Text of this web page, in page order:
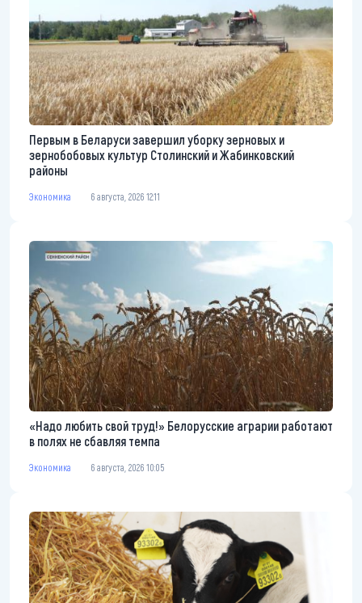
Первым в Беларуси завершил уборку зерновых и
зернобобовых культур Столинский и Жабинковский
районы
Экономика 6 августа, 2026 12:11
«Надо любить свой труд!» Белорусские аграрии работают
в полях не сбавляя темпа
Экономика 6 августа, 2026 10:05